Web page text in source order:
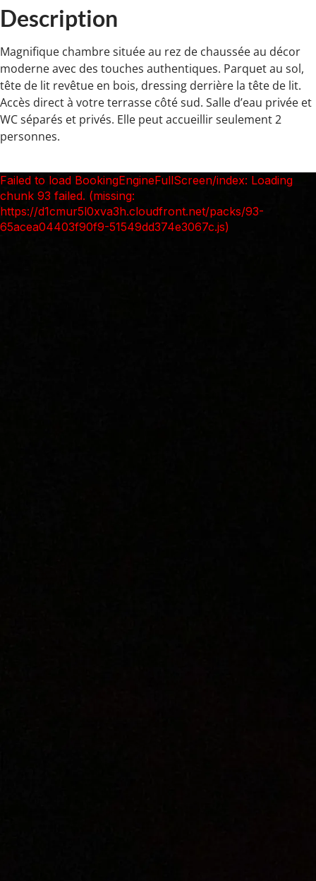
Description
Magnifique chambre située au rez de chaussée au décor
moderne avec des touches authentiques. Parquet au sol,
tête de lit revêtue en bois, dressing derrière la tête de lit.
Accès direct à votre terrasse côté sud. Salle d’eau privée et
WC séparés et privés. Elle peut accueillir seulement 2
personnes.